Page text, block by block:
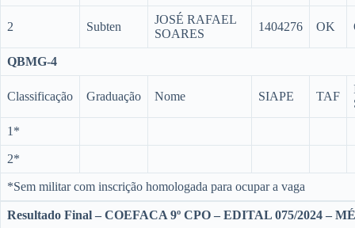
2 Subten
JOSÉ RAFAEL
SOARES
1404276 OK
QBMG-4
Classificação Graduação Nome SIAPE TAF
1*
2*
*Sem militar com inscrição homologada para ocupar a vaga
Resultado Final – COEFACA 9º CPO – EDITAL 075/2024 –